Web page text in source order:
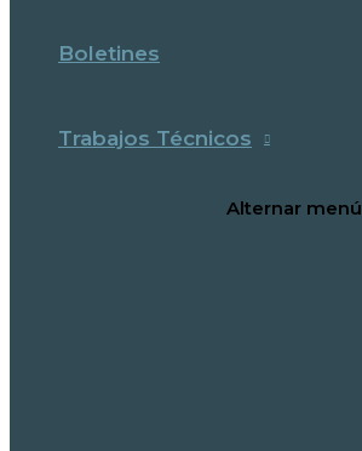
Boletines
Trabajos Técnicos
Alternar menú